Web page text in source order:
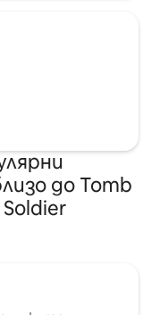
до Tomb